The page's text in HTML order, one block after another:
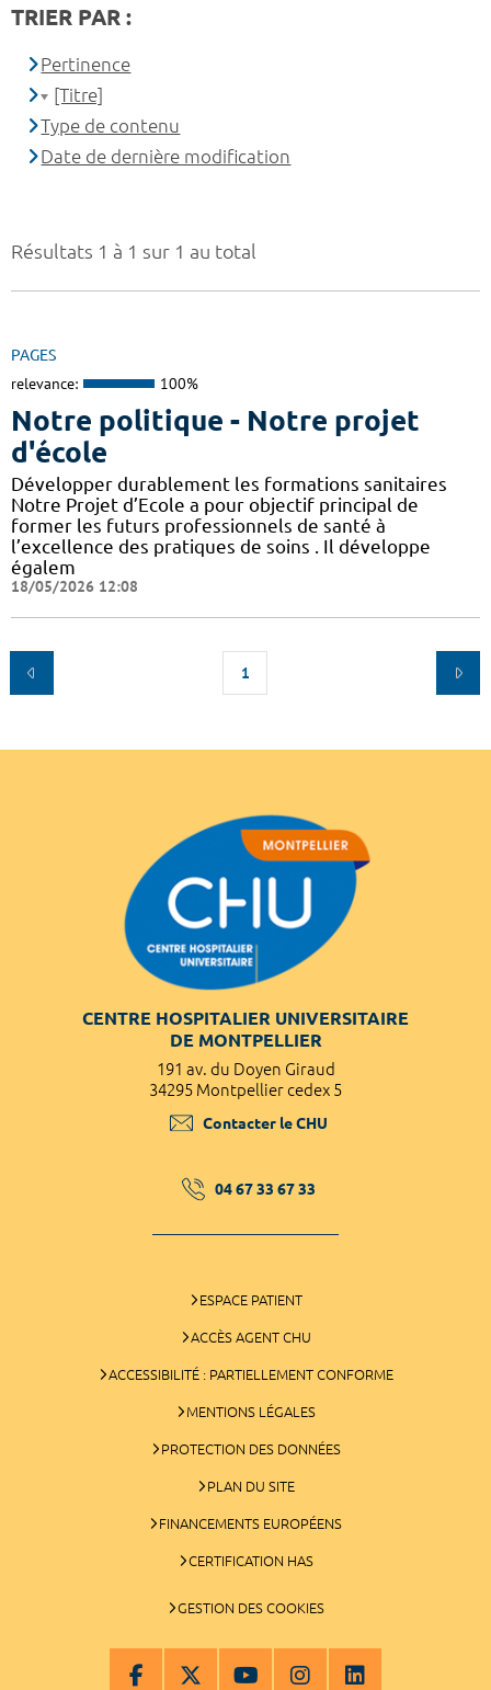
Résultats 1 à 1 sur 1 au total
PAGES
relevance: 100%
Notre politique - Notre projet
d'école
Développer durablement les formations sanitaires
Notre Projet d’Ecole a pour objectif principal de
former les futurs professionnels de santé à
l’excellence des pratiques de soins . Il développe
égalem
18/05/2026 12:08
1
TRIER PAR :
Pertinence
[Titre]
Type de contenu
Date de dernière modification
CENTRE HOSPITALIER UNIVERSITAIRE
DE MONTPELLIER
191 av. du Doyen Giraud
34295 Montpellier cedex 5
Contacter le CHU
04 67 33 67 33
ESPACE PATIENT
ACCÈS AGENT CHU
ACCESSIBILITÉ : PARTIELLEMENT CONFORME
MENTIONS LÉGALES
PROTECTION DES DONNÉES
PLAN DU SITE
FINANCEMENTS EUROPÉENS
CERTIFICATION HAS
GESTION DES COOKIES